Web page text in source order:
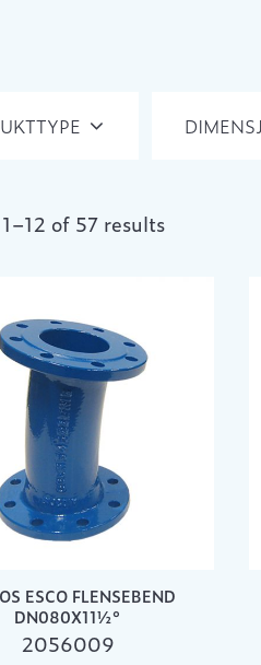
of 57 results
ESCO FLENSEBEND
DN080X11½°
2056009